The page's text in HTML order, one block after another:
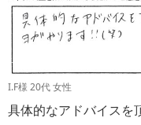
I.F様 20代 女性
具体的なアドバイスを